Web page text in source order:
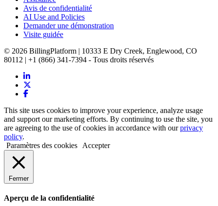
Avis de confidentialité
AI Use and Policies
Demander une démonstration
Visite guidée
© 2026 BillingPlatform | 10333 E Dry Creek, Englewood, CO
80112 | +1 (866) 341-7394 - Tous droits réservés
This site uses cookies to improve your experience, analyze usage
and support our marketing efforts. By continuing to use the site, you
are agreeing to the use of cookies in accordance with ourprivacy
policy.
Paramètres des cookies
Accepter
Fermer
Aperçu de la confidentialité